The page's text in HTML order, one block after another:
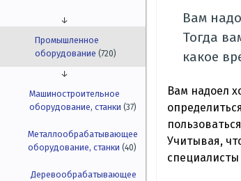
↓
Промышленное
оборудование (720)
↓
Машиностроительное
оборудование, станки (37)
Металлообрабатывающее
оборудование, станки (40)
Деревообрабатывающее
Вам
Тогда
какое
Вам надоел
Учитывая,